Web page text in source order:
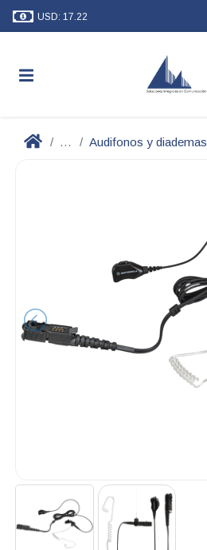
USD: 17.22
... Audifonos y diademas